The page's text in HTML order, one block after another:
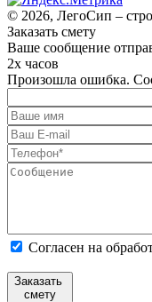
© 2026, ЛегоСип –
Заказать смету
Ваше сообщение
2х часов
Произошла ошибка.
Согласен на
Заказать
смету